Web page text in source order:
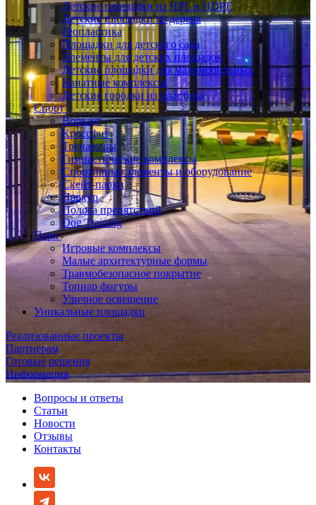
Детские площадки из HPL и HDPE
Детские площадки из дерева
Геопластика
Площадки для детского сада
Элементы для детских площадок
Детские площадки для маломобильных
Канатные комплексы
Детские городки из пластика
Спорт
Воркаут
Кроссфит
Тренажеры
Гимнастические комплексы
Спортивные элементы и оборудование
Скейт-парки
Паркур
Полоса препятствий
Dog Training
Парк
Игровые комплексы
Малые архитектурные формы
Травмобезопасное покрытие
Топиар фигуры
Уличное освещение
Уникальные площадки
Реализованные проекты
Партнерам
Готовые решения
Информация
Вопросы и ответы
Статьи
Новости
Отзывы
Контакты